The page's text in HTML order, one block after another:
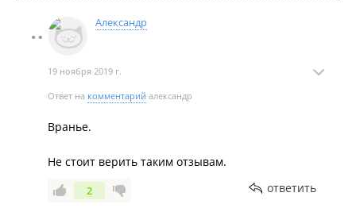
Александр
19 ноября 2019 г.
Ответ на комментарий александр
Вранье.
Не стоит верить таким отзывам.
2 ответить